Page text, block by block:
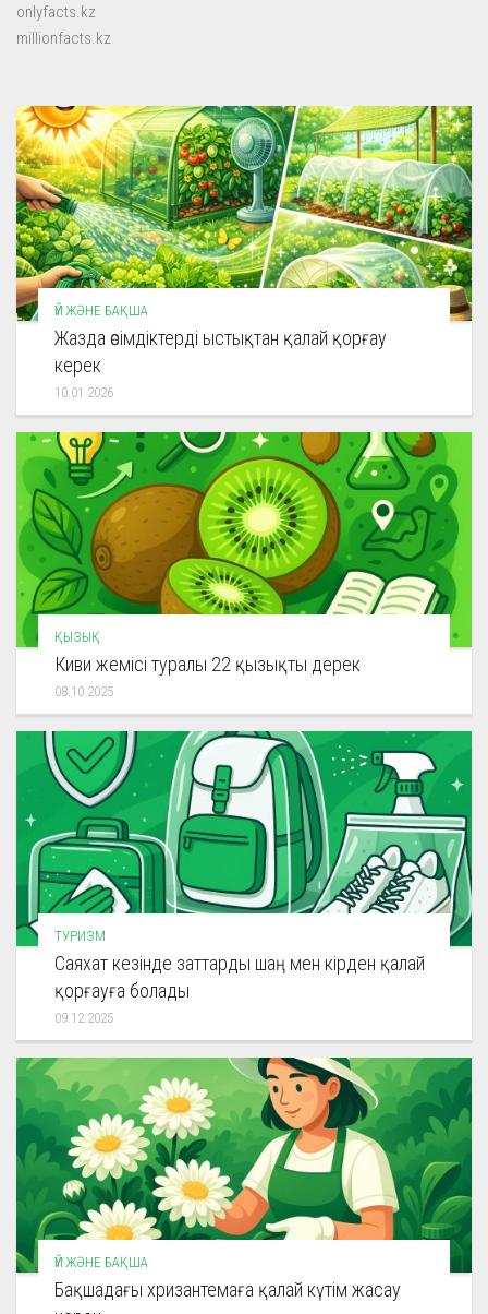
onlyfacts.kz
millionfacts.kz
ҮЙ ЖӘНЕ БАҚША
Жазда өсімдіктерді ыстықтан қалай қорғау
керек
10.01.2026
ҚЫЗЫҚ
Киви жемісі туралы 22 қызықты дерек
08.10.2025
ТУРИЗМ
Саяхат кезінде заттарды шаң мен кірден қалай
қорғауға болады
09.12.2025
ҮЙ ЖӘНЕ БАҚША
Бақшадағы хризантемаға қалай күтім жасау